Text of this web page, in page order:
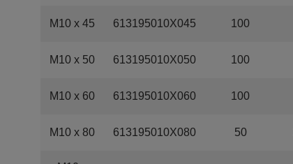
M10 x 45 613195010X045 100
M10 x 50 613195010X050 100
M10 x 60 613195010X060 100
M10 x 80 613195010X080 50